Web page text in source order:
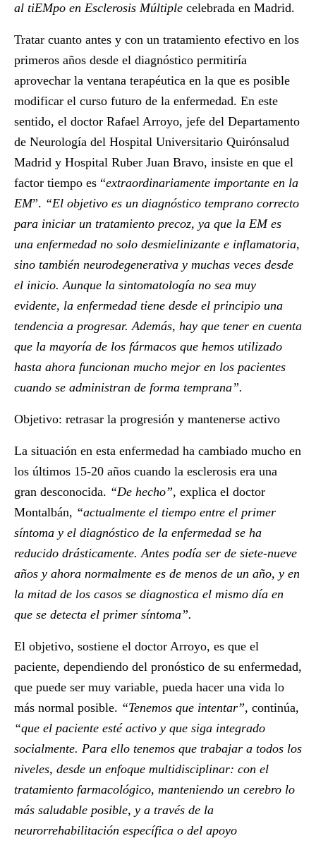
al tiEMpo en Esclerosis Múltiple celebrada en Madrid.
Tratar cuanto antes y con un tratamiento efectivo en los
primeros años desde el diagnóstico permitiría
aprovechar la ventana terapéutica en la que es posible
modificar el curso futuro de la enfermedad. En este
sentido, el doctor Rafael Arroyo, jefe del Departamento
de Neurología del Hospital Universitario Quirónsalud
Madrid y Hospital Ruber Juan Bravo, insiste en que el
factor tiempo es “extraordinariamente importante en la
EM”. “El objetivo es un diagnóstico temprano correcto
para iniciar un tratamiento precoz, ya que la EM es
una enfermedad no solo desmielinizante e inflamatoria,
sino también neurodegenerativa y muchas veces desde
el inicio. Aunque la sintomatología no sea muy
evidente, la enfermedad tiene desde el principio una
tendencia a progresar. Además, hay que tener en cuenta
que la mayoría de los fármacos que hemos utilizado
hasta ahora funcionan mucho mejor en los pacientes
cuando se administran de forma temprana”.
Objetivo: retrasar la progresión y mantenerse activo
La situación en esta enfermedad ha cambiado mucho en
los últimos 15-20 años cuando la esclerosis era una
gran desconocida. “De hecho”, explica el doctor
Montalbán, “actualmente el tiempo entre el primer
síntoma y el diagnóstico de la enfermedad se ha
reducido drásticamente. Antes podía ser de siete-nueve
años y ahora normalmente es de menos de un año, y en
la mitad de los casos se diagnostica el mismo día en
que se detecta el primer síntoma”.
El objetivo, sostiene el doctor Arroyo, es que el
paciente, dependiendo del pronóstico de su enfermedad,
que puede ser muy variable, pueda hacer una vida lo
más normal posible. “Tenemos que intentar”, continúa,
“que el paciente esté activo y que siga integrado
socialmente. Para ello tenemos que trabajar a todos los
niveles, desde un enfoque multidisciplinar: con el
tratamiento farmacológico, manteniendo un cerebro lo
más saludable posible, y a través de la
neurorrehabilitación específica o del apoyo